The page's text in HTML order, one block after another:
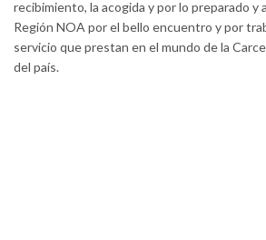
recibimiento, la acogida y por lo preparado y
Región NOA por el bello encuentro y por
servicio que prestan en el mundo de la
del país.